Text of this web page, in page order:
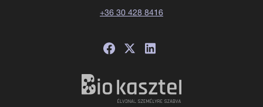
+36 30 428 8416